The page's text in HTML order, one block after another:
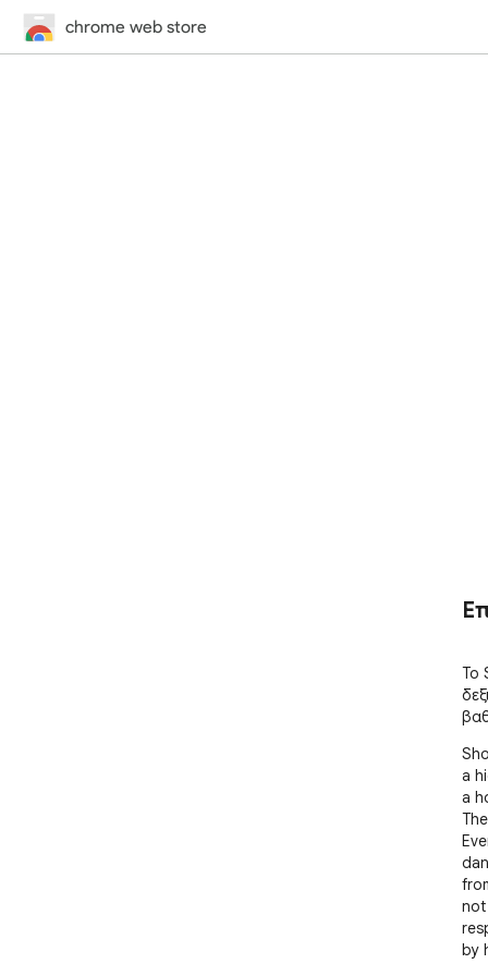
chrome web store
Το
a
a
not
by